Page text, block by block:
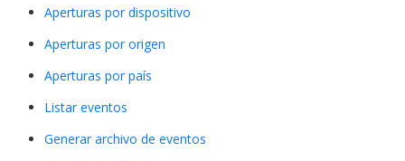
Aperturas por dispositivo
Aperturas por origen
Aperturas por país
Listar eventos
Generar archivo de eventos